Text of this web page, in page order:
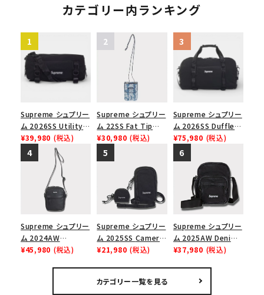
ブラック
カテゴリー内ランキング
Supreme シュプリー
ム 2026SS Utility
Bag ユーティリティ
バッグ ブラック
¥39,980 (税込)
Supreme シュプリー
ム 22SS Fat Tip
Jacquard Denim
Neck Pouch ファット
チップジャガードデニ
ムネックポーチ ブル
¥30,980 (税込)
Supreme シュプリー
ム 2026SS Duffle
Bag ダッフルバッグ
ブラック
¥75,980 (税込)
Supreme シュプリー
ム 2024AW
Leather Shoulder
¥45,980 (税込)
Supreme シュプリー
ム 2025SS Camera
Bag + Mini Pouch
¥21,980 (税込)
Supreme シュプリー
ム 2025AW Denim
Shoulder Bag デニ
¥37,980 (税込)
カテゴリー一覧を見る